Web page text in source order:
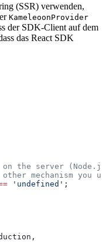
(SSR) verwenden,
KameleoonProvider
der SDK-Client auf dem
das React SDK
the server
mechanism you
'undefined' ;
,